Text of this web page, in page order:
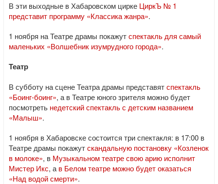
В эти выходные в Хабаровском цирке ЦиркЪ № 1
представит программу «Классика жанра».
1 ноября на Театре драмы покажутспектакль для самый
маленьких «Волшебник изумрудного города».
Театр
В субботу на сцене Театра драмы представятспектакль
«Боинг-боинг», а в Театре юного зрителя можно будет
посмотреть недетский спектакль с детским названием
«Малыш».
1 ноября в Хабаровске состоится три спектакля: в 17:00 в
Театре драмы покажутскандальную постановку «Козленок
в молоке», в Музыкальном театре свою арию исполнит
Мистер Икс, а в Белом театре можно будет оказаться
«Над водой смерти».